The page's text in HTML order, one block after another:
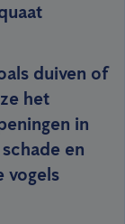
duiven of
het
in
en
vogels